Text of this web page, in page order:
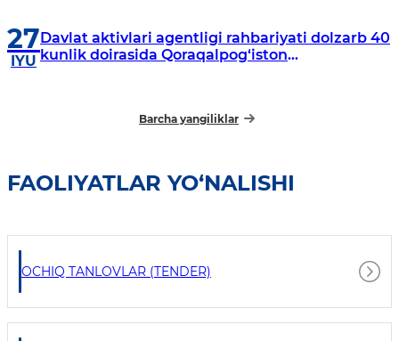
27
IYU
Davlat aktivlari agentligi rahbariyati dolzarb 40
kunlik doirasida Qoraqalpog‘iston
Barcha yangiliklar
FAOLIYATLAR YO‘NALISHI
OCHIQ TANLOVLAR (TENDER)